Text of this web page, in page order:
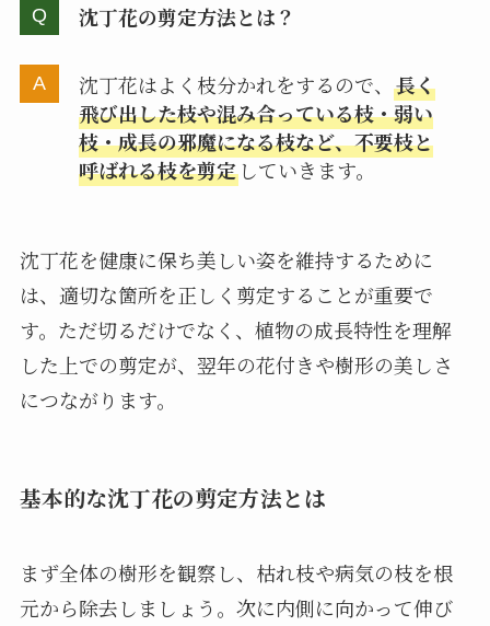
沈丁花の剪定方法とは？
沈丁花はよく枝分かれをするので、 長く
飛び出した枝や混み合っている枝・弱い
枝・成長の邪魔になる枝など、不要枝と
呼ばれる枝を剪定していきます。
沈丁花を健康に保ち美しい姿を維持するために
は、適切な箇所を正しく剪定することが重要で
す。ただ切るだけでなく、植物の成長特性を理解
した上での剪定が、翌年の花付きや樹形の美しさ
につながります。
基本的な沈丁花の剪定方法とは
まず全体の樹形を観察し、枯れ枝や病気の枝を根
元から除去しましょう。次に内側に向かって伸び